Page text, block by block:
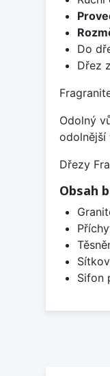
Do
Dřez
Odolný
odolnější
Dřezy
Obsah
Sifon